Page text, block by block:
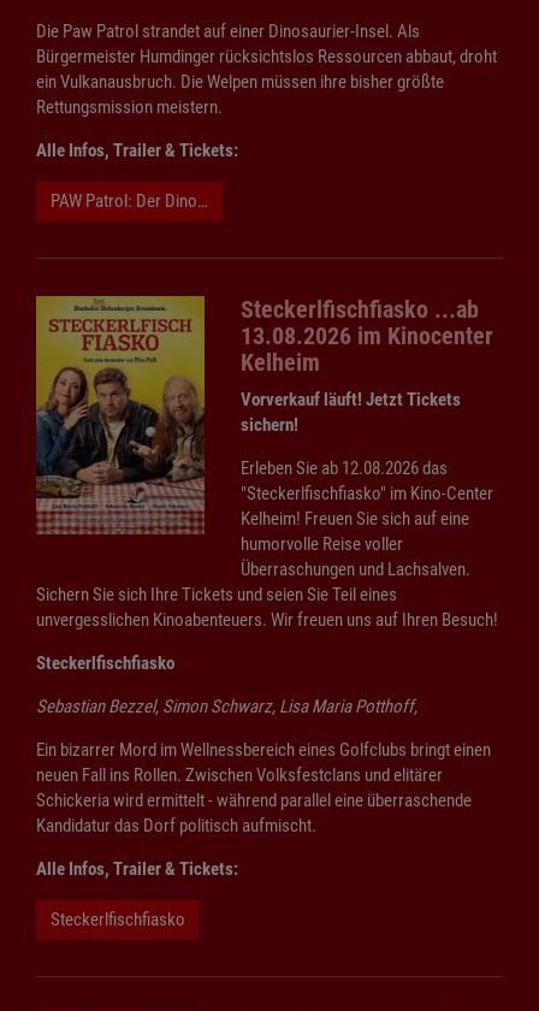
Die Paw Patrol strandet auf einer Dinosaurier-Insel. Als
Bürgermeister Humdinger rücksichtslos Ressourcen abbaut, droht
ein Vulkanausbruch. Die Welpen müssen ihre bisher größte
Rettungsmission meistern.
Alle Infos, Trailer & Tickets:
PAW Patrol: Der Dino Film
Steckerlfischfiasko ...ab
13.08.2026 im Kinocenter
Kelheim
Vorverkauf läuft! Jetzt Tickets
sichern!
Erleben Sie ab 12.08.2026 das
"Steckerlfischfiasko" im Kino-Center
Kelheim! Freuen Sie sich auf eine
humorvolle Reise voller
Überraschungen und Lachsalven.
Sichern Sie sich Ihre Tickets und seien Sie Teil eines
unvergesslichen Kinoabenteuers. Wir freuen uns auf Ihren Besuch!
Steckerlfischfiasko
Sebastian Bezzel, Simon Schwarz, Lisa Maria Potthoff,
Ein bizarrer Mord im Wellnessbereich eines Golfclubs bringt einen
neuen Fall ins Rollen. Zwischen Volksfestclans und elitärer
Schickeria wird ermittelt - während parallel eine überraschende
Kandidatur das Dorf politisch aufmischt.
Alle Infos, Trailer & Tickets:
Steckerlfischfiasko